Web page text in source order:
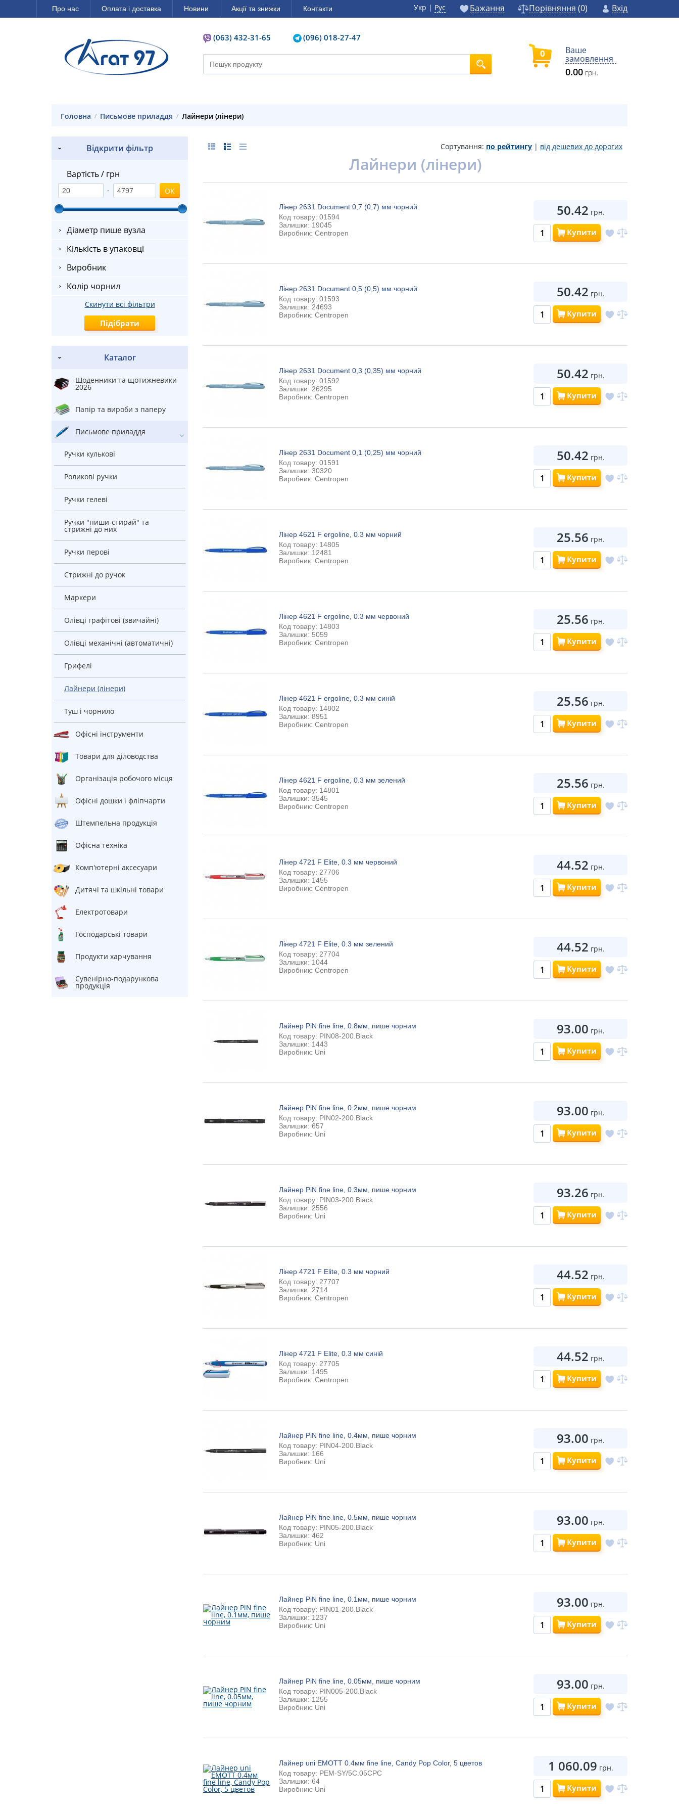
Про нас Оплата і доставка Новини Акції та знижки Контакти Укр | Рус Бажання Порівняння (0) Вхід
(063) 432-31-65 (096) 018-27-47
0 Ваше
замовлення
0.00грн.
Головна Письмове приладдя Лайнери (лінери)
Відкрити фільтр
Вартість / грн
-
Діаметр пише вузла
Кількість в упаковці
Виробник
Колір чорнил
Скинути всі фільтри
Каталог
Щоденники та щотижневики
2026
Папір та вироби з паперу
Письмове приладдя
ручки кулькові
Роликові ручки
ручки гелеві
Ручки "пиши-стирай" та
стрижні до них
Ручки перові
Стрижні до ручок
маркери
Олівці графітові (звичайні)
Олівці механічні (автоматичні)
грифелі
Лайнери (лінери)
Туш і чорнило
Офісні інструменти
Товари для діловодства
Організація робочого місця
Офісні дошки і фліпчарти
штемпельна продукція
Офісна техніка
Комп'ютерні аксесуари
Дитячі та шкільні товари
електротовари
Господарські товари
Продукти харчування
Сувенірно-подарункова
продукція
Сортування: по рейтингу | від дешевих до дорогих
Лайнери (лінери)
Лінер 2631 Document 0,7 (0,7) мм чорний
Код товару: 01594
Залишки: 19045
Виробник: Centropen
50.42 грн.
Купити
Лінер 2631 Document 0,5 (0,5) мм чорний
Код товару: 01593
Залишки: 24693
Виробник: Centropen
50.42 грн.
Купити
Лінер 2631 Document 0,3 (0,35) мм чорний
Код товару: 01592
Залишки: 26295
Виробник: Centropen
50.42 грн.
Купити
Лінер 2631 Document 0,1 (0,25) мм чорний
Код товару: 01591
Залишки: 30320
Виробник: Centropen
50.42 грн.
Купити
Лінер 4621 F ergoline, 0.3 мм чорний
Код товару: 14805
Залишки: 12481
Виробник: Centropen
25.56 грн.
Купити
Лінер 4621 F ergoline, 0.3 мм червоний
Код товару: 14803
Залишки: 5059
Виробник: Centropen
25.56 грн.
Купити
Лінер 4621 F ergoline, 0.3 мм синій
Код товару: 14802
Залишки: 8951
Виробник: Centropen
25.56 грн.
Купити
Лінер 4621 F ergoline, 0.3 мм зелений
Код товару: 14801
Залишки: 3545
Виробник: Centropen
25.56 грн.
Купити
Лінер 4721 F Elite, 0.3 мм червоний
Код товару: 27706
Залишки: 1455
Виробник: Centropen
44.52 грн.
Купити
Лінер 4721 F Elite, 0.3 мм зелений
Код товару: 27704
Залишки: 1044
Виробник: Centropen
44.52 грн.
Купити
Лайнер PiN fine line, 0.8мм, пише чорним
Код товару: PIN08-200.Black
Залишки: 1443
Виробник: Uni
93.00 грн.
Купити
Лайнер PiN fine line, 0.2мм, пише чорним
Код товару: PIN02-200.Black
Залишки: 657
Виробник: Uni
93.00 грн.
Купити
Лайнер PiN fine line, 0.3мм, пише чорним
Код товару: PIN03-200.Black
Залишки: 2556
Виробник: Uni
93.26 грн.
Купити
Лінер 4721 F Elite, 0.3 мм чорний
Код товару: 27707
Залишки: 2714
Виробник: Centropen
44.52 грн.
Купити
Лінер 4721 F Elite, 0.3 мм синій
Код товару: 27705
Залишки: 1495
Виробник: Centropen
44.52 грн.
Купити
Лайнер PiN fine line, 0.4мм, пише чорним
Код товару: PIN04-200.Black
Залишки: 166
Виробник: Uni
93.00 грн.
Купити
Лайнер PiN fine line, 0.5мм, пише чорним
Код товару: PIN05-200.Black
Залишки: 462
Виробник: Uni
93.00 грн.
Купити
Лайнер PiN fine line, 0.1мм, пише чорним
Код товару: PIN01-200.Black
Залишки: 1237
Виробник: Uni
93.00 грн.
Купити
Лайнер PiN fine line, 0.05мм, пише чорним
Код товару: PIN005-200.Black
Залишки: 1255
Виробник: Uni
93.00 грн.
Купити
Лайнер uni EMOTT 0.4мм fine line, Candy Pop Color, 5 цветов
Код товару: PEM-SY/5C.05CPC
Залишки: 64
Виробник: Uni
1 060.09 грн.
Купити